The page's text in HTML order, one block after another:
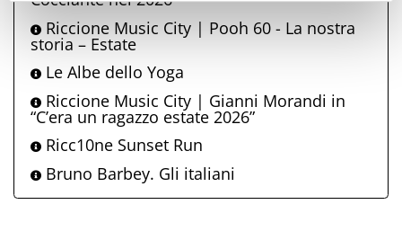
Riccione Music City | Pooh 60 - La nostra
storia – Estate
Le Albe dello Yoga
Riccione Music City | Gianni Morandi in
“C’era un ragazzo estate 2026”
Ricc10ne Sunset Run
Bruno Barbey. Gli italiani